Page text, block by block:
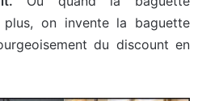
on invente la baguette
du discount en